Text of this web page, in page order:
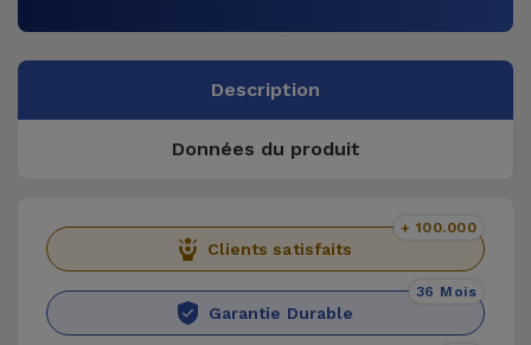
Description
Données du produit
Clients satisfaits
+ 100.000
Garantie Durable
36 Mois